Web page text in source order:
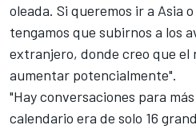
oleada. Si queremos ir a Asia
tengamos que subirnos a los
extranjero, donde creo que el
aumentar potencialmente".
"Hay conversaciones para
calendario era de solo 16